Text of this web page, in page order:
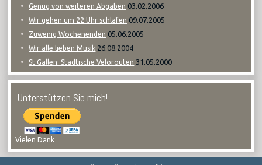
Genug von weiteren Abgaben 03.02.2006
Wir gehen um 22 Uhr schlafen 09.07.2005
Zuwenig Wochenenden 05.06.2005
Wir alle lieben Musik 26.08.2004
St.Gallen: Städtische Velorouten 31.05.2000
Unterstützen Sie mich!
Vielen Dank